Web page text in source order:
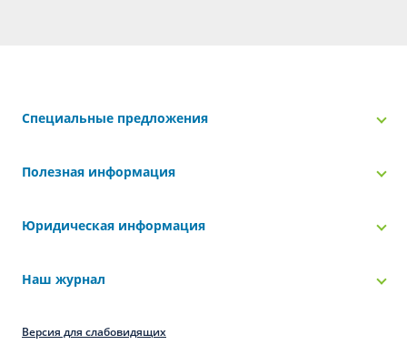
Специальные предложения
Полезная информация
Юридическая информация
Наш журнал
Версия для слабовидящих